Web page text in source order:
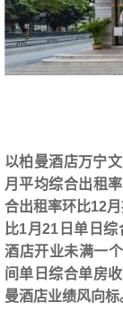
以柏曼酒店万宁
月平均综合出租
合出租率环比12
比1月21日单日综
酒店开业未满一
间单日综合单房
曼酒店业绩风向标